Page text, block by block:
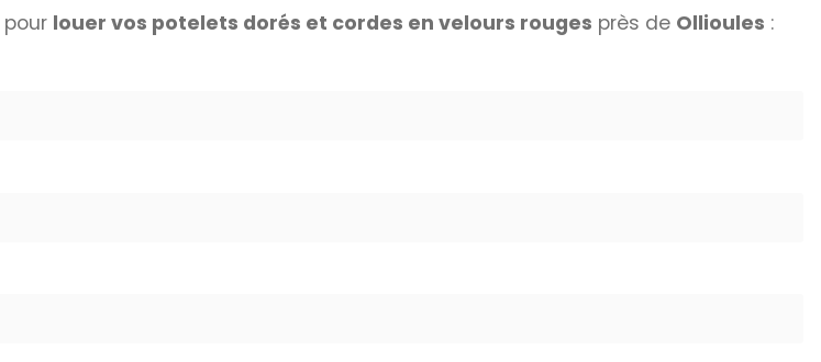
pour louer vos potelets dorés et cordes en velours rouges près de Ollioules :